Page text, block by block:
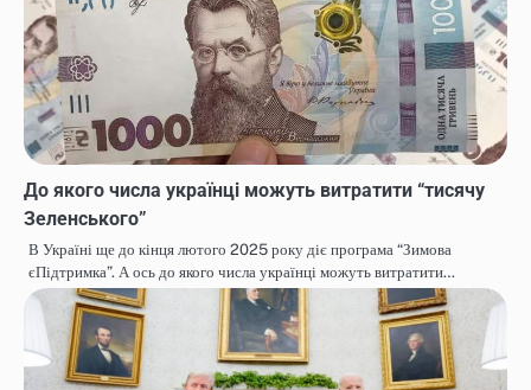
До якого числа українці можуть витратити “тисячу
Зеленського”
В Україні ще до кінця лютого 2025 року діє програма “Зимова
єПідтримка”. А ось до якого числа українці можуть витратити…